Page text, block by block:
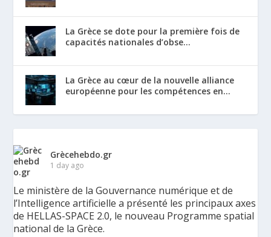
La Grèce se dote pour la première fois de
capacités nationales d’obse...
La Grèce au cœur de la nouvelle alliance
européenne pour les compétences en...
Grècehebdo.gr
1 day ago
Le ministère de la Gouvernance numérique et de
l’Intelligence artificielle a présenté les principaux axes
de HELLAS-SPACE 2.0, le nouveau Programme spatial
national de la Grèce.